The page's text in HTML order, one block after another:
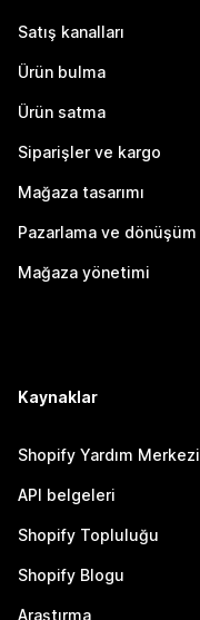
Satış kanalları
Ürün bulma
Ürün satma
Siparişler ve kargo
Mağaza tasarımı
Pazarlama ve dönüşüm
Mağaza yönetimi
Kaynaklar
Shopify Yardım Merkezi
API belgeleri
Shopify Topluluğu
Shopify Blogu
Araştırma